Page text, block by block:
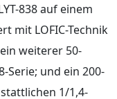
838 auf einem
mit LOFIC-Technik
weiterer 50-
Serie; und ein 200-
1/1,4-